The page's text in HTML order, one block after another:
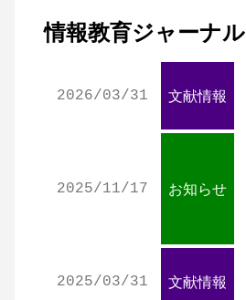
情報教育ジャーナル
2026/03/31 文献情報
2025/11/17 お知らせ
2025/03/31 文献情報